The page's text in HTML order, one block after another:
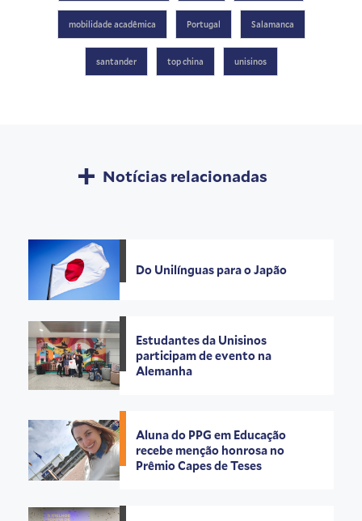
mobilidade acadêmica Portugal Salamanca
santander top china unisinos
Notícias relacionadas
Do Unilínguas para o Japão
Estudantes da Unisinos
participam de evento na
Alemanha
Aluna do PPG em Educação
recebe menção honrosa no
Prêmio Capes de Teses